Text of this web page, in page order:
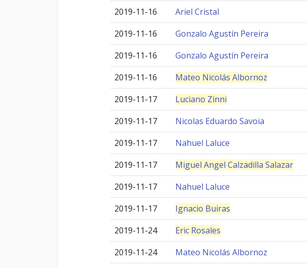
2019-11-16
Ariel Cristal
2019-11-16
Gonzalo Agustín Pereira
2019-11-16
Gonzalo Agustín Pereira
2019-11-16
Mateo Nicolás Albornoz
2019-11-17
Luciano Zinni
2019-11-17
Nicolas Eduardo Savoia
2019-11-17
Nahuel Laluce
2019-11-17
Miguel Angel Calzadilla Salazar
2019-11-17
Nahuel Laluce
2019-11-17
Ignacio Buiras
2019-11-24
Eric Rosales
2019-11-24
Mateo Nicolás Albornoz